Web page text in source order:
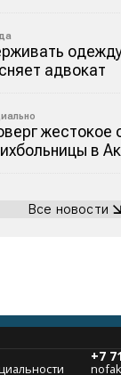
адвокат
жестокое
в
Все новости
+7